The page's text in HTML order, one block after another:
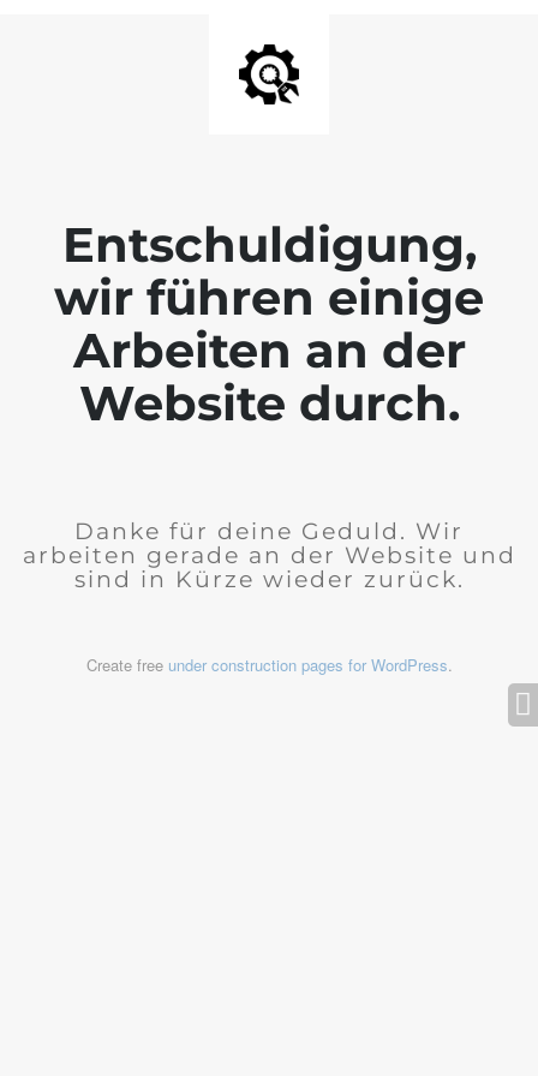
Entschuldigung,
wir führen einige
Arbeiten an der
Website durch.
Danke für deine Geduld. Wir
arbeiten gerade an der Website und
sind in Kürze wieder zurück.
Create free under construction pages for WordPress.